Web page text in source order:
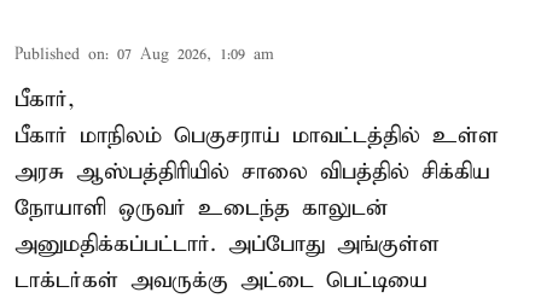
Published on: 07 Aug 2026, 1:09 am
பீகார்,
பீகார் மாநிலம் பெகுசராய் மாவட்டத்தில் உள்ள
அரசு ஆஸ்பத்திரியில் சாலை விபத்தில் சிக்கிய
நோயாளி ஒருவர் உடைந்த காலுடன்
அனுமதிக்கப்பட்டார். அப்போது அங்குள்ள
டாக்டர்கள் அவருக்கு அட்டை பெட்டியை